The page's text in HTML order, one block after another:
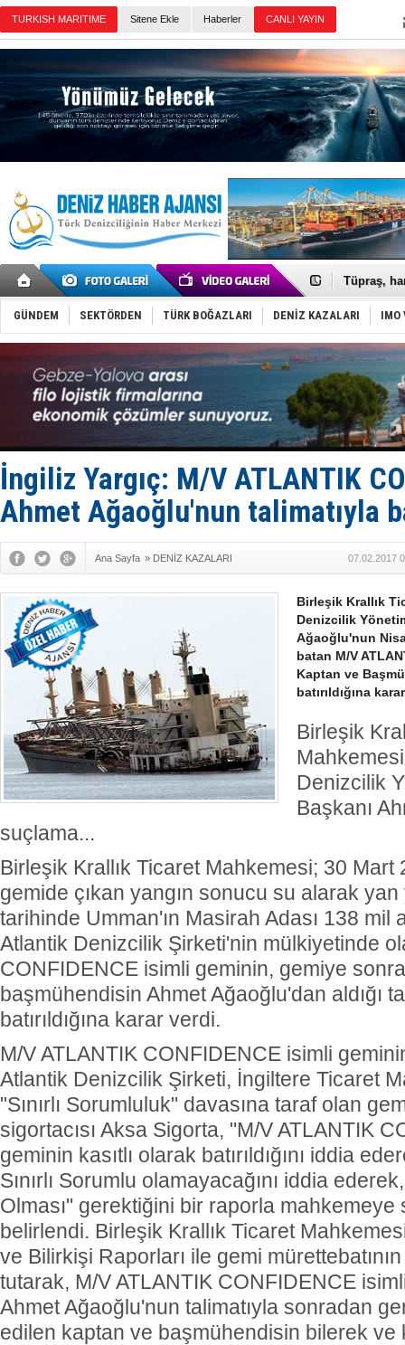
Sitene Ekle Haberler
Anadolu
Derince,
Tüpraş,
İTU AUV,
LNG
Türkiye-
Türk
Deniz
DÖDER,
Fairline,
Baltık
Runit
Limana
Türk
GÜNDEM SEKTÖRDEN TÜRK BOĞAZLARI DENİZ KAZALARI IMO
İngiliz Yargıç: M/V ATLANTIK
Ahmet Ağaoğlu'nun talimatıyla
Ana Sayfa » DENİZ KAZALARI 07.02.2017
Birleşik Krallık
Denizcilik
Ağaoğlu'nun
batan M/V
Kaptan ve
batırıldığına
Birleşik
Denizcilik
Başkanı
suçlama...
Birleşik Krallık Ticaret Mahkemesi; 30 Mart
gemide çıkan yangın sonucu su alarak
tarihinde Umman'ın Masirah Adası 138 mil
Atlantik Denizcilik Şirketi'nin mülkiyetinde
CONFIDENCE isimli geminin, gemiye
başmühendisin Ahmet Ağaoğlu'dan aldığı
batırıldığına karar verdi.
M/V ATLANTIK CONFIDENCE isimli
Atlantik Denizcilik Şirketi, İngiltere Ticaret
"Sınırlı Sorumluluk" davasına taraf olan
sigortacısı Aksa Sigorta, "M/V ATLANTIK
geminin kasıtlı olarak batırıldığını iddia
Sınırlı Sorumlu olamayacağını iddia
Olması" gerektiğini bir raporla mahkemeye
belirlendi. Birleşik Krallık Ticaret
ve Bilirkişi Raporları ile gemi
tutarak, M/V ATLANTIK CONFIDENCE
Ahmet Ağaoğlu'nun talimatıyla sonradan
edilen kaptan ve başmühendisin bilerek ve